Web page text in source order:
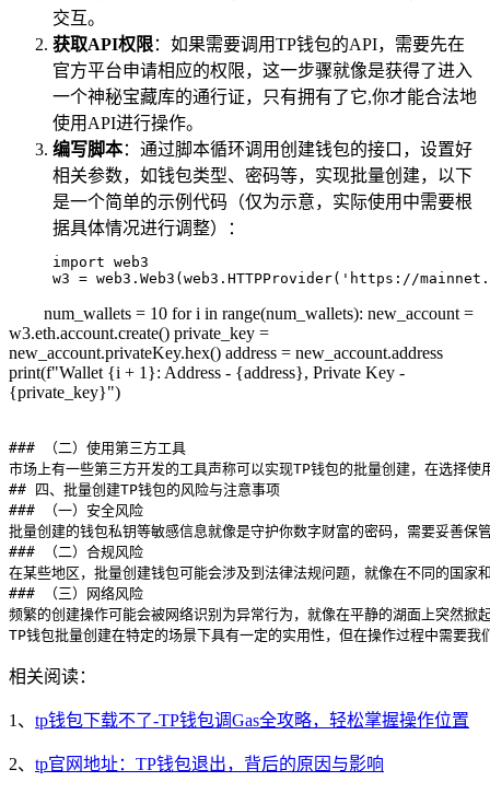
交互。
获取API权限：如果需要调用TP钱包的API，需要先在
官方平台申请相应的权限，这一步骤就像是获得了进入
一个神秘宝藏库的通行证，只有拥有了它,你才能合法地
使用API进行操作。
编写脚本：通过脚本循环调用创建钱包的接口，设置好
相关参数，如钱包类型、密码等，实现批量创建，以下
是一个简单的示例代码（仅为示意，实际使用中需要根
据具体情况进行调整）：
import web3
w3 = web3.Web3(web3.HTTPProvider('https://
num_wallets = 10 for i in range(num_wallets): new_account =
w3.eth.account.create() private_key =
new_account.privateKey.hex() address = new_account.address
print(f"Wallet {i + 1}: Address - {address}, Private Key -
{private_key}")
### （二）使用第三方工具
市场上有一些第三方开发的工具声称可以实现TP钱包的批量创建，在选择
## 四、批量创建TP钱包的风险与注意事项
### （一）安全风险
批量创建的钱包私钥等敏感信息就像是守护你数字财富的密码，需要妥善
### （二）合规风险
在某些地区，批量创建钱包可能会涉及到法律法规问题，就像在不同的国
### （三）网络风险
频繁的创建操作可能会被网络识别为异常行为，就像在平静的湖面上突然
TP钱包批量创建在特定的场景下具有一定的实用性，但在操作过程中需要
相关阅读：
1、 tp钱包下载不了-TP钱包调Gas全攻略，轻松掌握操作位置
2、 tp官网地址：TP钱包退出，背后的原因与影响